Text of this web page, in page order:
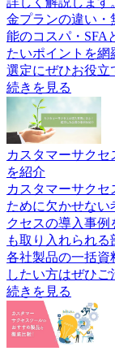
金プランの違い・
能のコスパ・SFA
たいポイントを
選定にぜひお役立
続きを見る
カスタマーサク
を紹介
カスタマーサク
ために欠かせない
クセスの導入事
も取り入れられる
各社製品の一括資
したい方はぜひご
続きを見る